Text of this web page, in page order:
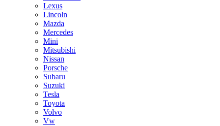
Lexus
Lincoln
Mazda
Mercedes
Mini
Mitsubishi
Nissan
Porsche
Subaru
Suzuki
Tesla
Toyota
Volvo
Vw